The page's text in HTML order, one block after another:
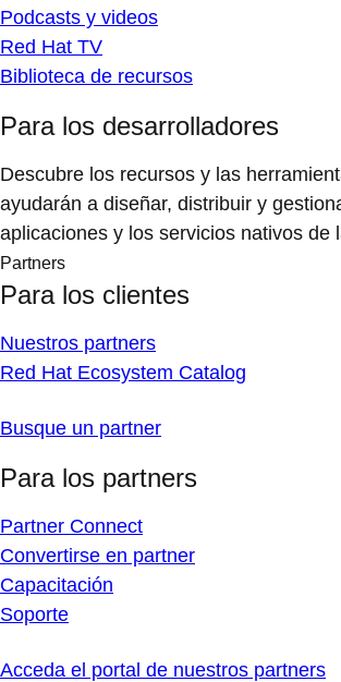
Podcasts y videos
Red Hat TV
Biblioteca de recursos
Para los desarrolladores
Descubre los recursos y las
ayudarán a diseñar, distribuir y
aplicaciones y los servicios nativos de
Partners
Para los clientes
Nuestros partners
Red Hat Ecosystem Catalog
Busque un partner
Para los partners
Partner Connect
Convertirse en partner
Capacitación
Soporte
Acceda el portal de nuestros partners